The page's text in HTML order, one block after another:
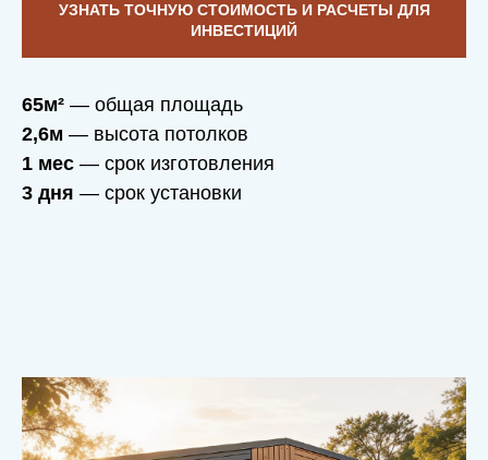
УЗНАТЬ ТОЧНУЮ СТОИМОСТЬ И РАСЧЕТЫ ДЛЯ
ИНВЕСТИЦИЙ
65м² — общая площадь
2,6м — высота потолков
1 мес — срок изготовления
3 дня — срок установки
ФУНДАМЕНТ —
ДРУЖБА,